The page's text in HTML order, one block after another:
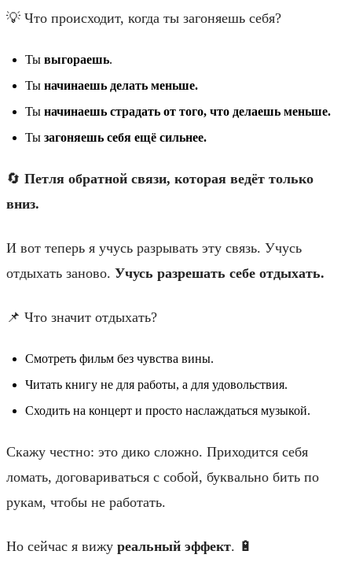
💡 Что происходит, когда ты загоняешь себя?
Ты выгораешь.
Ты начинаешь делать меньше.
Ты начинаешь страдать от того, что делаешь меньше.
Ты загоняешь себя ещё сильнее.
🔄 Петля обратной связи, которая ведёт только
вниз.
И вот теперь я учусь разрывать эту связь. Учусь
отдыхать заново. Учусь разрешать себе отдыхать.
📌 Что значит отдыхать?
Смотреть фильм без чувства вины.
Читать книгу не для работы, а для удовольствия.
Сходить на концерт и просто наслаждаться музыкой.
Скажу честно: это дико сложно. Приходится себя
ломать, договариваться с собой, буквально бить по
рукам, чтобы не работать.
Но сейчас я вижу реальный эффект. 🔋